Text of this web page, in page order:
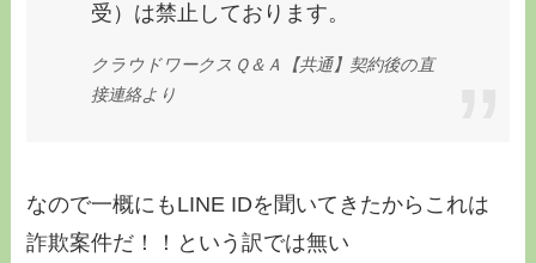
受）は禁止しております。
クラウドワークスＱ＆Ａ【共通】契約後の直
接連絡より
なので一概にもLINE IDを聞いてきたからこれは
詐欺案件だ！！という訳では無い